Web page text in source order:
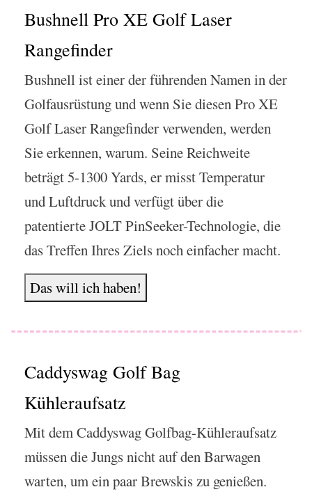
Bushnell Pro XE Golf Laser
Rangefinder
Bushnell ist einer der führenden Namen in der
Golfausrüstung und wenn Sie diesen Pro XE
Golf Laser Rangefinder verwenden, werden
Sie erkennen, warum. Seine Reichweite
beträgt 5-1300 Yards, er misst Temperatur
und Luftdruck und verfügt über die
patentierte JOLT PinSeeker-Technologie, die
das Treffen Ihres Ziels noch einfacher macht.
Das will ich haben!
Caddyswag Golf Bag
Kühleraufsatz
Mit dem Caddyswag Golfbag-Kühleraufsatz
müssen die Jungs nicht auf den Barwagen
warten, um ein paar Brewskis zu genießen.